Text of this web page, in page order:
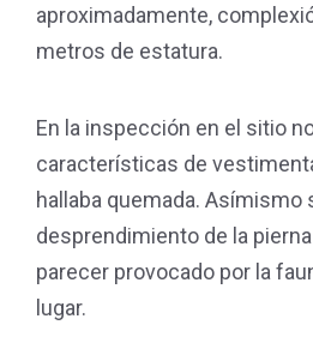
aproximadamente,
metros de estatura.
En la inspección en el sitio
características de
hallaba quemada. Asímismo
desprendimiento de la pierna
parecer provocado por la
lugar.